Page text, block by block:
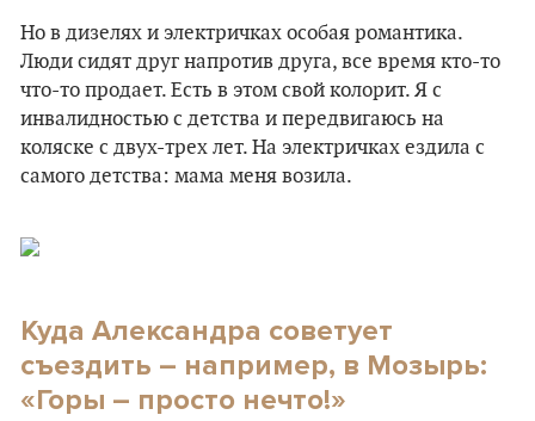
Но в дизелях и электричках особая романтика.
Люди сидят друг напротив друга, все время кто-то
что-то продает. Есть в этом свой колорит. Я с
инвалидностью с детства и передвигаюсь на
коляске с двух-трех лет. На электричках ездила с
самого детства: мама меня возила.
Куда Александра советует
съездить – например, в Мозырь:
«Горы – просто нечто!»